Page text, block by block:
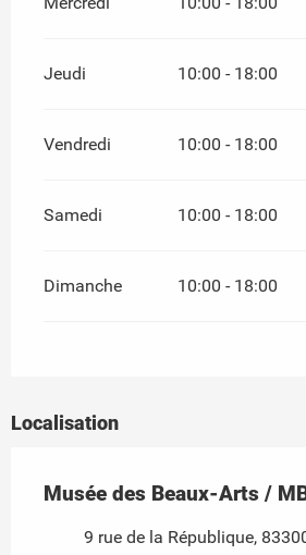
Jeudi 10:00 - 18:00
Vendredi 10:00 - 18:00
Samedi 10:00 - 18:00
Dimanche 10:00 - 18:00
Localisation
Musée des Beaux-Arts /
9 rue de la République,